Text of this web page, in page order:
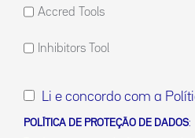
Accred Tools
Inhibitors Tool
Li e concordo com a
POLÍTICA DE PROTEÇÃO DE DADOS: